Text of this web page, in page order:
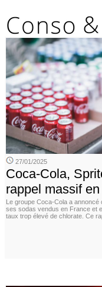
27/01/2025
Coca-Cola,
rappel massif
Le groupe Coca-Cola a annoncé
ses sodas vendus en France et
taux trop élevé de chlorate. Ce